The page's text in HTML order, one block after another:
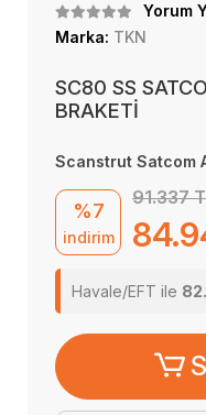
Yorum
Marka: TKN
SC80 SS
BRAKETİ
Scanstrut Satcom
%7
indirim
91.337
Havale/EFT ile